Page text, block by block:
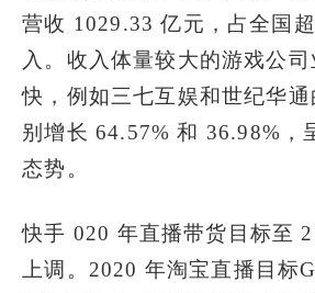
营收 1029.33 亿元，占全国
入。收入体量较大的游戏公
快，例如三七互娱和世纪华
别增长 64.57% 和 36.98%，
态势。
快手 020 年直播带货目标至
上调。2020 年淘宝直播目标